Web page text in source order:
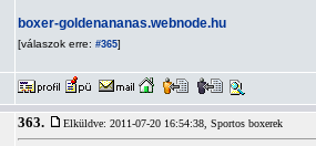
boxer-goldenananas.webnode.hu
[válaszok erre: #365]
363. Elküldve: 2011-07-20 16:54:38, Sportos boxerek